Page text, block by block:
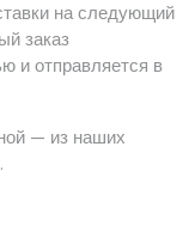
на следующий
заказ
и отправляется в
— из наших